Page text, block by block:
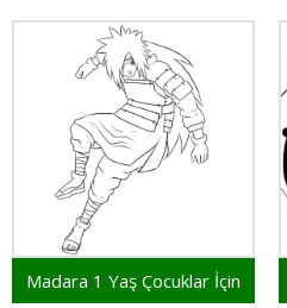
Madara 1 Yaş Çocuklar İçin